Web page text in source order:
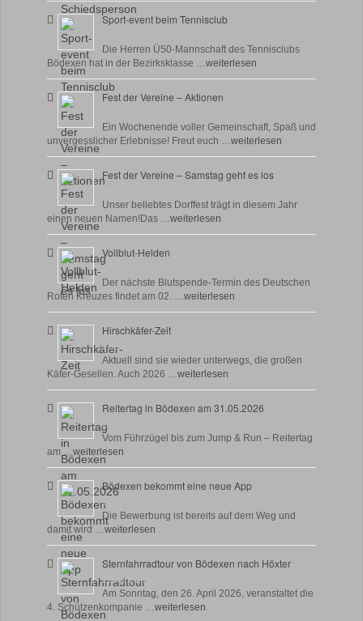
Sport-event beim Tennisclub
Die Herren Ü50-Mannschaft des Tennisclubs
Bödexen hat in der Bezirksklasse …weiterlesen
Fest der Vereine – Aktionen
Ein Wochenende voller Gemeinschaft, Spaß und
unvergesslicher Erlebnisse! Freut euch …weiterlesen
Fest der Vereine – Samstag geht es los
Unser beliebtes Dorffest trägt in diesem Jahr
einen neuen Namen!Das …weiterlesen
Vollblut-Helden
Der nächste Blutspende-Termin des Deutschen
Roten Kreuzes findet am 02. …weiterlesen
Hirschkäfer-Zeit
9 Juni, 2026
Aktuell sind sie wieder unterwegs, die großen
Käfer-Gesellen. Auch 2026 …weiterlesen
Reitertag in Bödexen am 31.05.2026
27 Mai, 2026
Vom Führzügel bis zum Jump & Run – Reitertag
am …weiterlesen
Bödexen bekommt eine neue App
28 April, 2026
Die Bewerbung ist bereits auf dem Weg und
damit wird …weiterlesen
Sternfahrradtour von Bödexen nach Höxter
23 April, 2026
Am Sonntag, den 26. April 2026, veranstaltet die
4. Schützenkompanie …weiterlesen